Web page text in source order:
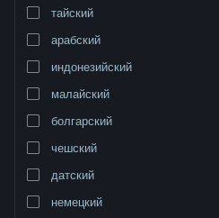
Полная версия
тайский
арабский
индонезийский
малайский
болгарский
чешский
датский
немецкий